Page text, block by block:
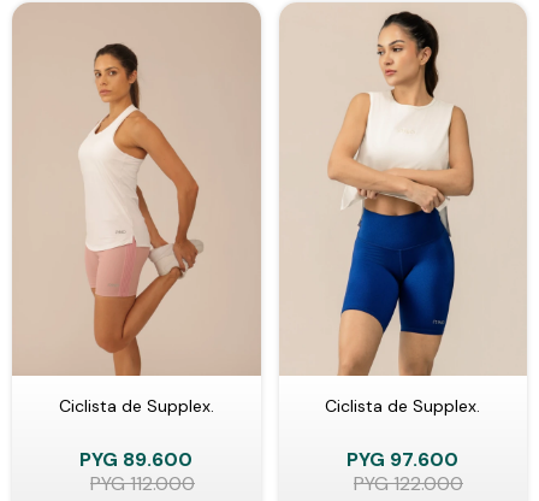
Ciclista de Supplex.
PYG 89.600
PYG112.000
Ciclista de Supplex.
PYG 97.600
PYG122.000